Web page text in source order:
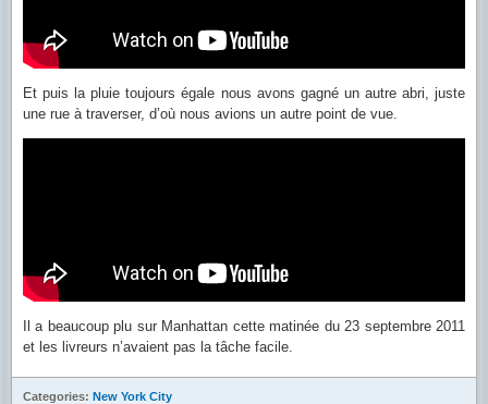
Et puis la pluie toujours égale nous avons gagné un autre abri, juste
une rue à traverser, d’où nous avions un autre point de vue.
Il a beaucoup plu sur Manhattan cette matinée du 23 septembre 2011
et les livreurs n’avaient pas la tâche facile.
Categories: New York City